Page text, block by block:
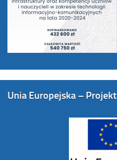
Unia Europejska – Projekt